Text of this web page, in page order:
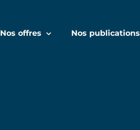
Nos offres Nos publications